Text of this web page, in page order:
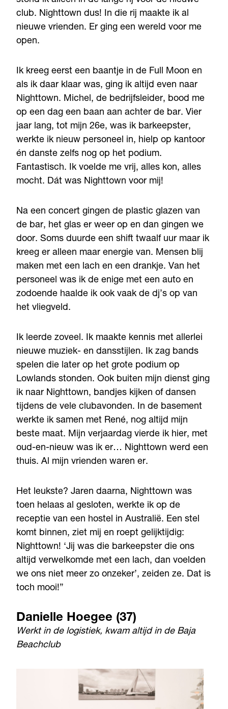
club. Nighttown dus! In die rij maakte ik al
nieuwe vrienden. Er ging een wereld voor me
open.
Ik kreeg eerst een baantje in de Full Moon en
als ik daar klaar was, ging ik altijd even naar
Nighttown. Michel, de bedrijfsleider, bood me
op een dag een baan aan achter de bar. Vier
jaar lang, tot mijn 26e, was ik barkeepster,
werkte ik nieuw personeel in, hielp op kantoor
én danste zelfs nog op het podium.
Fantastisch. Ik voelde me vrij, alles kon, alles
mocht. Dát was Nighttown voor mij!
Na een concert gingen de plastic glazen van
de bar, het glas er weer op en dan gingen we
door. Soms duurde een shift twaalf uur maar ik
kreeg er alleen maar energie van. Mensen blij
maken met een lach en een drankje. Van het
personeel was ik de enige met een auto en
zodoende haalde ik ook vaak de dj’s op van
het vliegveld.
Ik leerde zoveel. Ik maakte kennis met allerlei
nieuwe muziek- en dansstijlen. Ik zag bands
spelen die later op het grote podium op
Lowlands stonden. Ook buiten mijn dienst ging
ik naar Nighttown, bandjes kijken of dansen
tijdens de vele clubavonden. In de basement
werkte ik samen met René, nog altijd mijn
beste maat. Mijn verjaardag vierde ik hier, met
oud-en-nieuw was ik er… Nighttown werd een
thuis. Al mijn vrienden waren er.
Het leukste? Jaren daarna, Nighttown was
toen helaas al gesloten, werkte ik op de
receptie van een hostel in Australië. Een stel
komt binnen, ziet mij en roept gelijktijdig:
Nighttown! ‘Jij was die barkeepster die ons
altijd verwelkomde met een lach, dan voelden
we ons niet meer zo onzeker’, zeiden ze. Dat is
toch mooi!”
Danielle Hoegee (37)
Werkt in de logistiek, kwam altijd in de Baja
Beachclub